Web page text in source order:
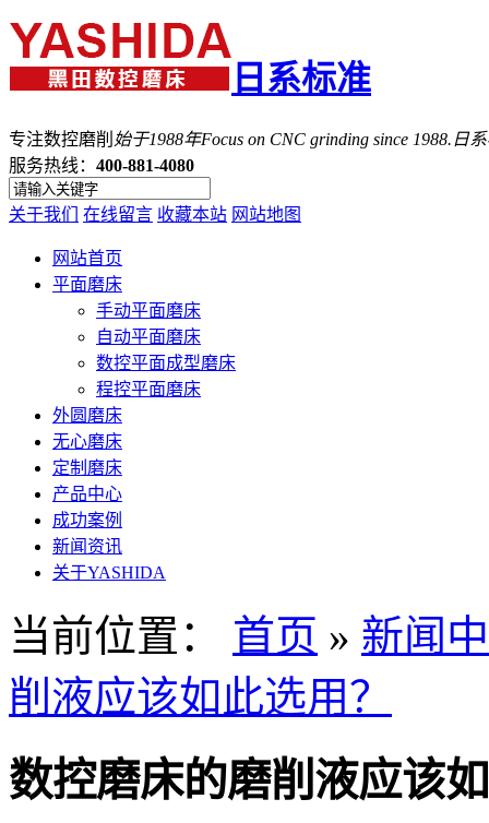
日系标准
专注数控磨削 始于1988年Focus on CNC grinding since 1988.日
服务热线： 400-881-4080
关于我们 在线留言 收藏本站 网站地图
网站首页
平面磨床
手动平面磨床
自动平面磨床
数控平面成型磨床
程控平面磨床
外圆磨床
无心磨床
定制磨床
产品中心
成功案例
新闻资讯
关于YASHIDA
当前位置： 首页 » 新闻
削液应该如此选用？
数控磨床的磨削液应该